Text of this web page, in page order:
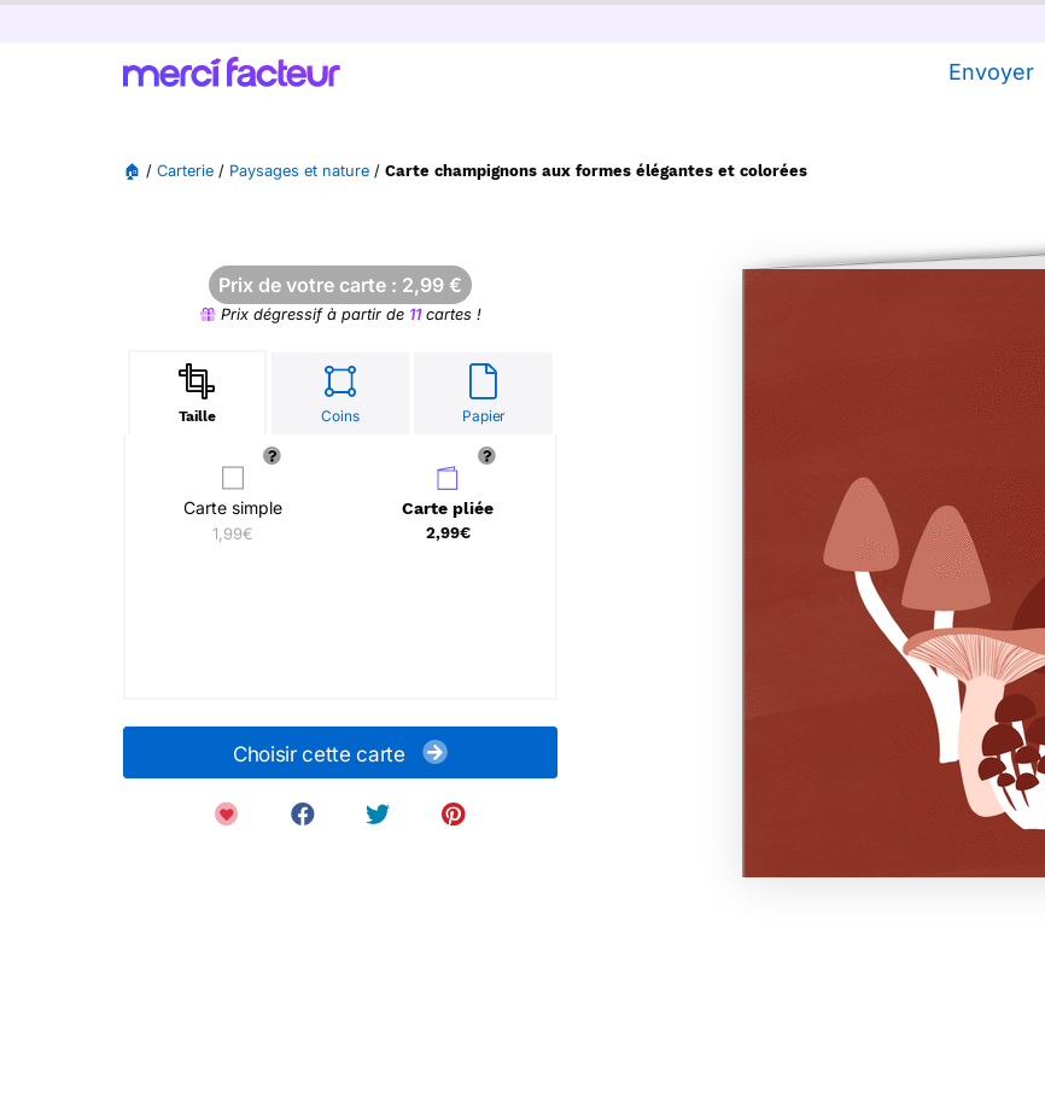
Envoyer
🏠 / Carterie / Paysages et nature / Carte champignons aux formes élégantes et colorées
Prix de votre carte : 2,99 €
Prix dégressif à partir de 11cartes !
Taille Coins Papier
Carte simple
1,99€
Carte pliée
2,99€
Choisir cette carte